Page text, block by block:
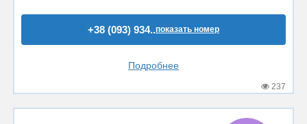
+38 (093) 934..показать номер
Подробнее
237